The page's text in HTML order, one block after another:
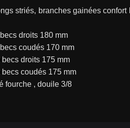
becs droits 180 mm
becs coudés 170 mm
à becs droits 175 mm
à becs coudés 175 mm
fourche , douile 3/8